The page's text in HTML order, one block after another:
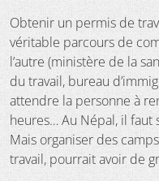
Obtenir un permis de
véritable parcours de
l’autre (ministère de la
du travail, bureau
attendre la personne à
heures… Au Népal, il faut
Mais organiser des
travail, pourrait avoir de